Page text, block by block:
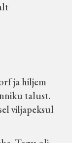
ja hiljem
talust.
viljapeksul